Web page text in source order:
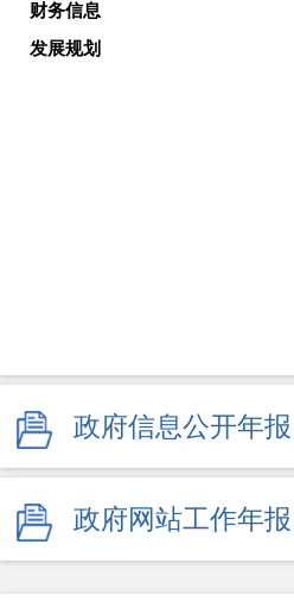
财务信息
发展规划
政府信息公开年报
政府网站工作年报